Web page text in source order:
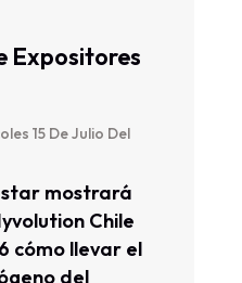
Expositores
15 De Julio Del
mostrará
Chile
cómo llevar el
del